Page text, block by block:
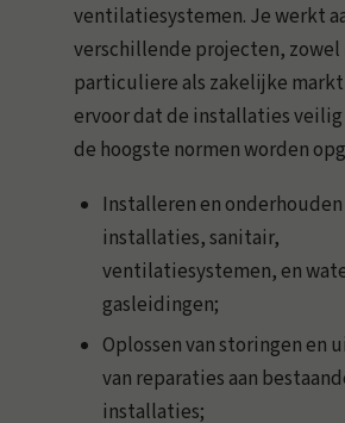
ventilatiesystemen. Je werkt
verschillende projecten, zowel
particuliere als zakelijke
ervoor dat de installaties veilig
de hoogste normen worden
Installeren en onderhouden
installaties, sanitair,
ventilatiesystemen, en
gasleidingen;
Oplossen van storingen en
van reparaties aan
installaties;